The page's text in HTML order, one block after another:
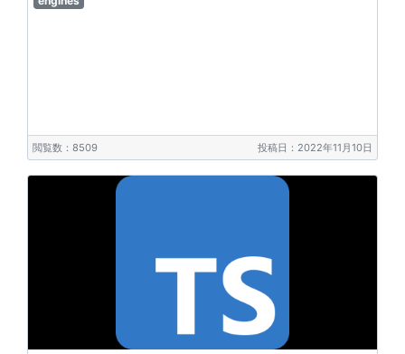
閲覧数：8509 投稿日：2022年11月10日